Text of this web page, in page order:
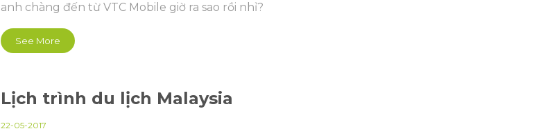
anh chàng đến từ VTC Mobile giờ ra sao rồi nhỉ?
See More
Lịch trình du lịch Malaysia
22-05-2017